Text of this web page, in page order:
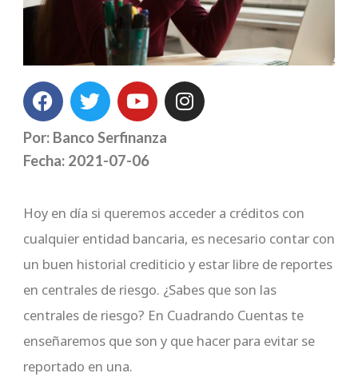
F
a
c
e
b
o
k
T
w
i
t
t
r
Y
o
u
t
u
e
I
n
s
r
a
m
Por: Banco Serfinanza
Fecha: 2021-07-06
Hoy en día si queremos acceder a créditos con
cualquier entidad bancaria, es necesario contar con
un buen historial crediticio y estar libre de reportes
en centrales de riesgo. ¿Sabes que son las
centrales de riesgo? En Cuadrando Cuentas te
enseñaremos que son y que hacer para evitar se
reportado en una.